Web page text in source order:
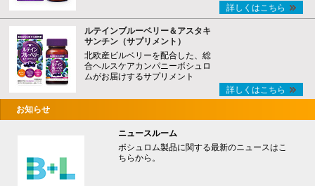
詳しくはこちら
ルテインブルーベリー＆アスタキ
サンチン（サプリメント）
北欧産ビルベリーを配合した、総
合ヘルスケアカンパニーボシュロ
ムがお届けするサプリメント
詳しくはこちら
お知らせ
ニュースルーム
ボシュロム製品に関する最新のニュースはこ
ちらから。